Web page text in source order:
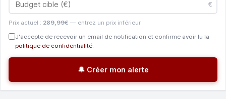
€
Prix actuel : 289,99€ — entrez un prix inférieur
J'accepte de recevoir un email de notification et confirme avoir lu la
politique de confidentialité.
🔔 Créer mon alerte